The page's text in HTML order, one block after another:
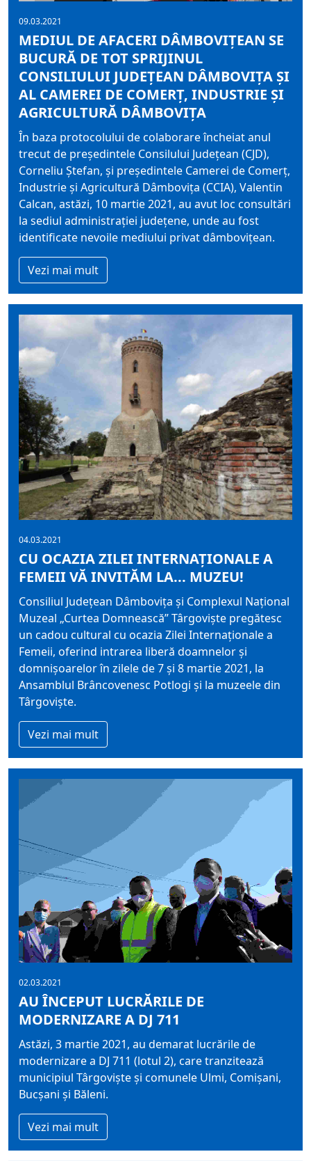
09.03.2021
MEDIUL DE AFACERI DÂMBOVIȚEAN SE
BUCURĂ DE TOT SPRIJINUL
CONSILIULUI JUDEȚEAN DÂMBOVIȚA ȘI
AL CAMEREI DE COMERȚ, INDUSTRIE ȘI
AGRICULTURĂ DÂMBOVIȚA
În baza protocolului de colaborare încheiat anul
trecut de președintele Consilului Județean (CJD),
Corneliu Ștefan, și președintele Camerei de Comerț,
Industrie și Agricultură Dâmbovița (CCIA), Valentin
Calcan, astăzi, 10 martie 2021, au avut loc consultări
la sediul administrației județene, unde au fost
identificate nevoile mediului privat dâmbovițean.
Vezi mai mult
04.03.2021
CU OCAZIA ZILEI INTERNAŢIONALE A
FEMEII VĂ INVITĂM LA... MUZEU!
Consiliul Judeţean Dâmboviţa şi Complexul Național
Muzeal „Curtea Domnească” Târgovişte pregătesc
un cadou cultural cu ocazia Zilei Internaţionale a
Femeii, oferind intrarea liberă doamnelor şi
domnişoarelor în zilele de 7 şi 8 martie 2021, la
Ansamblul Brâncovenesc Potlogi şi la muzeele din
Târgovişte.
Vezi mai mult
02.03.2021
AU ÎNCEPUT LUCRĂRILE DE
MODERNIZARE A DJ 711
Astăzi, 3 martie 2021, au demarat lucrările de
modernizare a DJ 711 (lotul 2), care tranzitează
municipiul Târgovişte și comunele Ulmi, Comișani,
Bucșani și Băleni.
Vezi mai mult